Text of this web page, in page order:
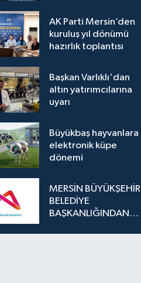
AK Parti Mersin’den
kuruluş yıl dönümü
hazırlık toplantısı
Başkan Varlıklı'dan
altın yatırımcılarına
uyarı
Büyükbaş hayvanlara
elektronik küpe
dönemi
MERSİN BÜYÜKŞEHİR
BELEDİYE
BAŞKANLIĞINDAN